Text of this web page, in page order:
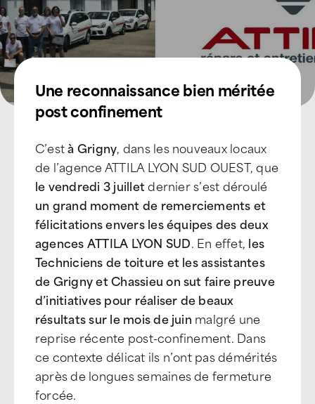
Une reconnaissance bien méritée
post confinement
C’està Grigny, dans les nouveaux locaux
de l’agence ATTILA LYON SUD OUEST, que
le vendredi 3 juilletdernier s’est déroulé
un grand moment de remerciements et
félicitations envers les équipes des deux
agences ATTILA LYON SUD. En effet, les
Techniciens de toiture et les assistantes
de Grigny et Chassieu on sut faire preuve
d’initiatives pour réaliser de beaux
résultats sur le mois de juin malgré une
reprise récente post-confinement. Dans
ce contexte délicat ils n’ont pas démérités
après de longues semaines de fermeture
forcée.